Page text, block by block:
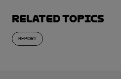
Related topics
REPORT